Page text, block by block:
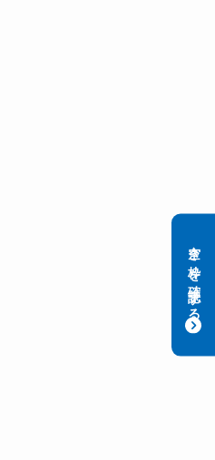
空き枠を確認する